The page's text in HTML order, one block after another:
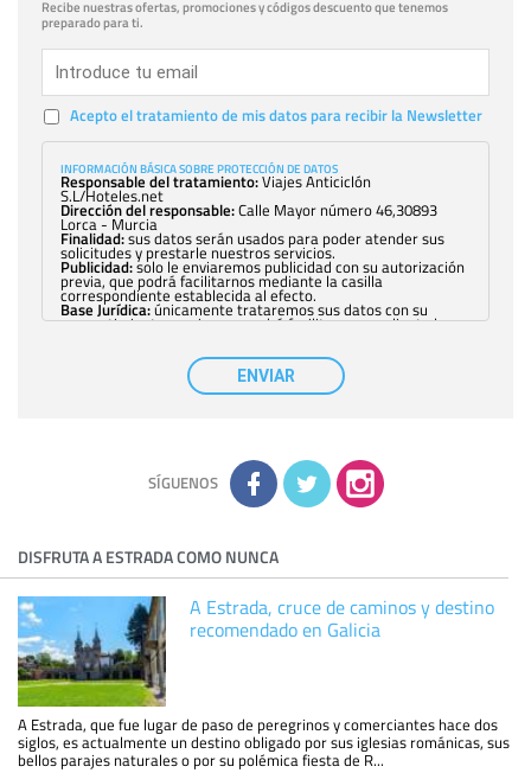
Recibe nuestras ofertas, promociones y códigos descuento que tenemos
preparado para ti.
Acepto el tratamiento de mis datos para recibir la Newsletter
INFORMACIÓN BÁSICA SOBRE PROTECCIÓN DE DATOS
Responsable del tratamiento:Viajes Anticiclón
S.L/Hoteles.net
Dirección del responsable:Calle Mayor número 46,30893
Lorca - Murcia
Finalidad:sus datos serán usados para poder atender sus
solicitudes y prestarle nuestros servicios.
Publicidad:solo le enviaremos publicidad con su autorización
previa, que podrá facilitarnos mediante la casilla
correspondiente establecida al efecto.
Base Jurídica:únicamente trataremos sus datos con su
consentimiento previo, que podrá facilitarnos mediante la
con carácter general, sólo el personal de
nuestra entidad que esté debidamente autorizado podrá
tener conocimiento de la información que le pedimos. No se
comunicarán datos a terceros.
adicional y detallada sobre cómo tratamos sus datos en la
política de privacidad
ENVIAR
SÍGUENOS
DISFRUTA A ESTRADA COMO NUNCA
A Estrada, cruce de caminos y destino
recomendado en Galicia
A Estrada, que fue lugar de paso de peregrinos y comerciantes hace dos
siglos, es actualmente un destino obligado por sus iglesias románicas, sus
bellos parajes naturales o por su polémica fiesta de R...